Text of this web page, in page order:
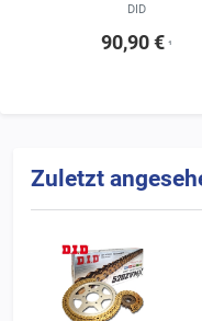
DID
90,90 € ¹
Zuletzt